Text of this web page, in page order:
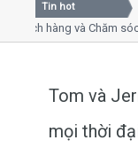
Close
Home
Tin hot
hàng và Chăm sóc
Tom và
mọi thời